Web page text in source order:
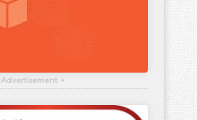
Advertisement ▴